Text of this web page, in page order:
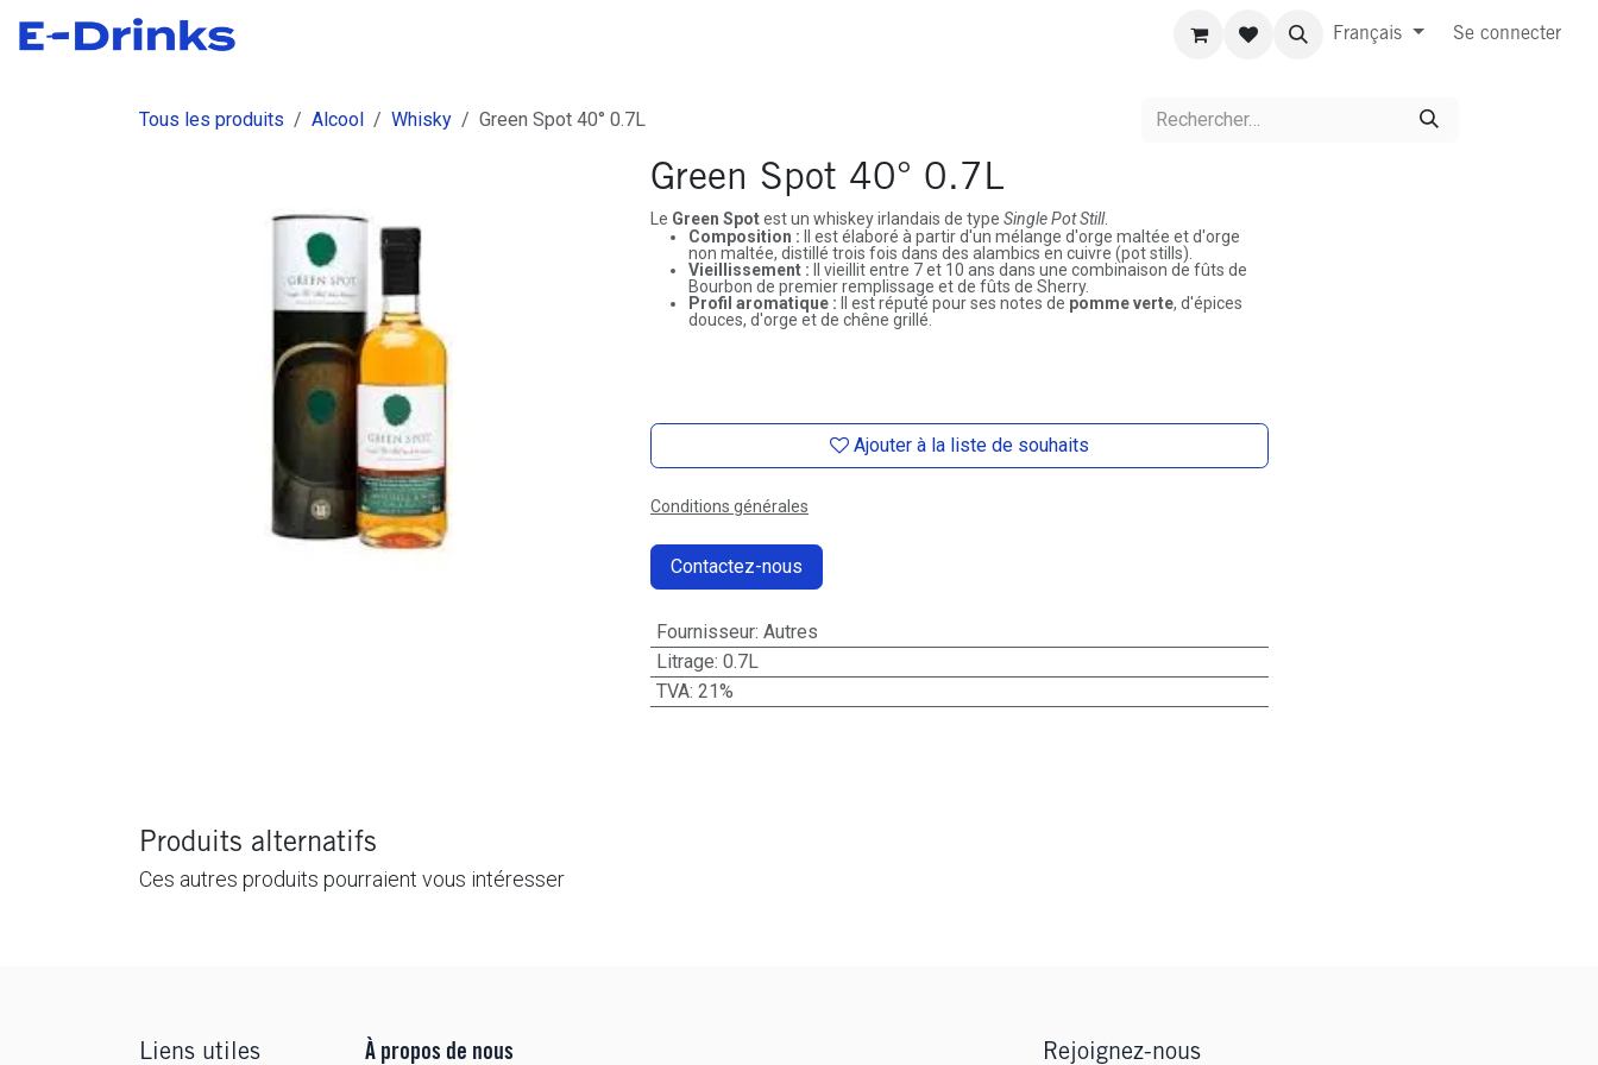
Se rendre au contenu
Français Se connecter
Tous les produits Alcool Whisky Green Spot 40° 0.7L
Green Spot 40° 0.7L
Le Green Spotest un whiskey irlandais de type Single Pot Still.
Composition : Il est élaboré à partir d'un mélange d'orge maltée et d'orge
non maltée, distillé trois fois dans des alambics en cuivre (pot stills).
Vieillissement : Il vieillit entre 7 et 10 ans dans une combinaison de fûts de
Bourbon de premier remplissage et de fûts de Sherry.
Profil aromatique : Il est réputé pour ses notes de pomme verte, d'épices
douces, d'orge et de chêne grillé.
Ajouter à la liste de souhaits
Conditions générales
Contactez-nous
Fournisseur: Autres
Litrage: 0.7L
TVA: 21%
Produits alternatifs
Ces autres produits pourraient vous intéresser
Liens utiles À propos de nous Rejoignez-nous